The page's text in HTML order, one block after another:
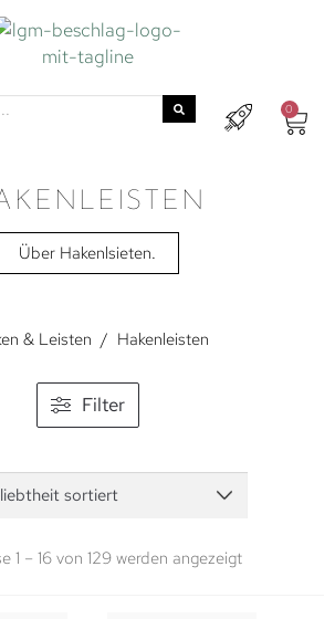
0
Über Hakenlsieten.
& Leisten / Hakenleisten
Filter
1 – 16 von 129 werden angezeigt